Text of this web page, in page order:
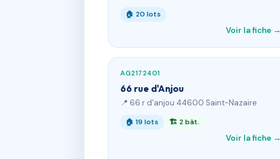
🏠 20 lots
Voir la fiche →
AG2172401
66 rue d'Anjou
📍 66 r d'anjou 44600 Saint-Nazaire
🏠 19 lots 🏗 2 bât.
Voir la fiche →